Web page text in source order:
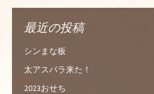
最近の投稿
シンまな板
太アスパラ来た！
2023おせち